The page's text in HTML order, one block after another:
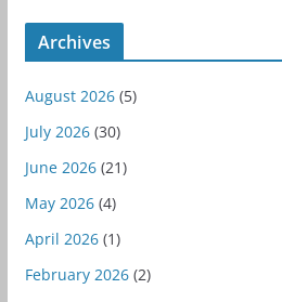
Archives
August 2026(5)
July 2026(30)
June 2026(21)
May 2026(4)
April 2026(1)
February 2026(2)